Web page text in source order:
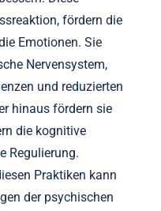
fördern die
Emotionen. Sie
Nervensystem,
und reduzierten
hinaus fördern sie
die kognitive
Regulierung.
Praktiken kann
der psychischen